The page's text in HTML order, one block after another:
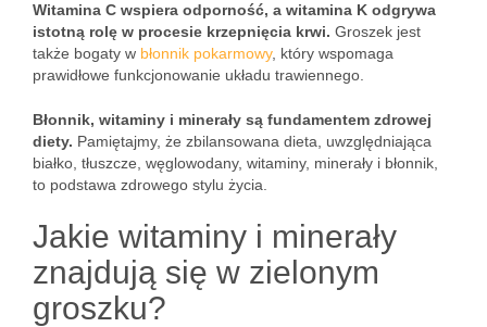
Witamina C wspiera odporność, a witamina K odgrywa
istotną rolę w procesie krzepnięcia krwi. Groszek jest
także bogaty w błonnik pokarmowy, który wspomaga
prawidłowe funkcjonowanie układu trawiennego.
Błonnik, witaminy i minerały są fundamentem zdrowej
diety. Pamiętajmy, że zbilansowana dieta, uwzględniająca
białko, tłuszcze, węglowodany, witaminy, minerały i błonnik,
to podstawa zdrowego stylu życia.
Jakie witaminy i minerały
znajdują się w zielonym
groszku?